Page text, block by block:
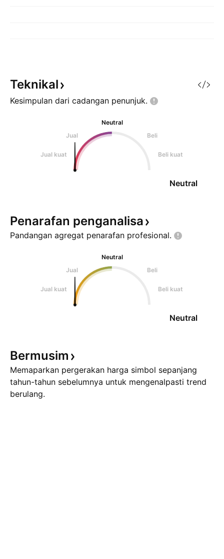
Teknikal
Kesimpulan dari cadangan penunjuk.
Neutral
Jual
Beli
Jual kuat Beli kuat
Neutral
Penarafan penganalisa
Pandangan agregat penarafan profesional.
Neutral
Jual
Beli
Jual kuat Beli kuat
Neutral
Bermusim
Memaparkan pergerakan harga simbol sepanjang
tahun-tahun sebelumnya untuk mengenalpasti trend
berulang.